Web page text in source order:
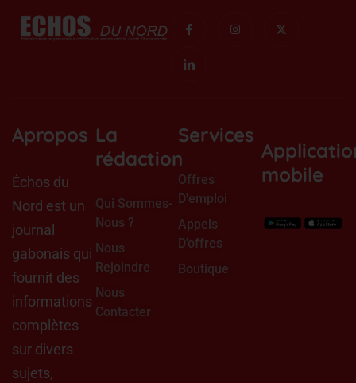
c
o
-
f
o
o
n
s
-
t
c
o
-
l
d
i
Apropos
Échos du
Nord est un
journal
gabonais qui
fournit des
informations
complètes
sur divers
sujets,
La
rédaction
Qui Sommes-
Nous ?
Nous
Rejoindre
Nous
Contacter
Services
Offres
D'emploi
Appels
D'offres
Boutique
mobile